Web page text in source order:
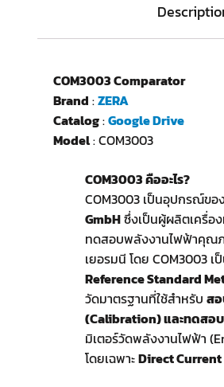
COM3003 Comparator
Brand :ZERA
Catalog:Google Drive
Model: COM3003
COM3003 คืออะไร?
COM3003 เป็นอุปกรณ์ขอ
GmbHซึ่งเป็นผู้ผลิตเครื่อ
ทดสอบพลังงานไฟฟ้าคุณ
เยอรมนี โดย COM3003 เ
Reference Standard
วัดมาตรฐานที่ใช้สำหรับ ส
(Calibration) และทดสอ
มิเตอร์วัดพลังงานไฟฟ้า
โดยเฉพาะDirect Current